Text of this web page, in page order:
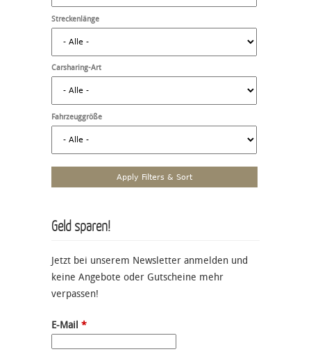
Streckenlänge
Carsharing-Art
Fahrzeuggröße
Geld sparen!
Jetzt bei unserem Newsletter anmelden und
keine Angebote oder Gutscheine mehr
verpassen!
E-Mail *